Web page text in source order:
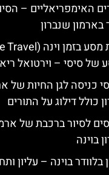
האימפריאליים –
שנברון
של סיסי – וירטואל
כניסה לגן החיות של
כולל דילוג על התורים
לסיור ברכבת של
בוינה
בלוודר בוינה – עליון